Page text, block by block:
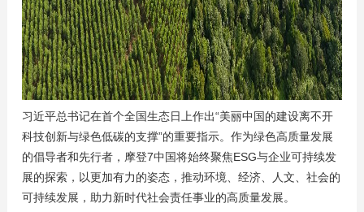
习近平总书记在首个全国生态日上作出“美丽中国的建设离不开
科技创新与绿色低碳的支撑”的重要指示。作为绿色高质量发展
的倡导者和先行者，摩登7中国将始终聚焦ESG与企业可持续发
展的探索，以更加有力的姿态，推动环境、经济、人文、社会的
可持续发展，助力新时代社会责任事业的高质量发展。